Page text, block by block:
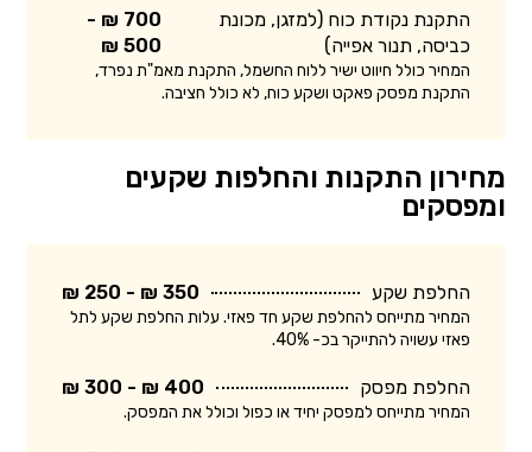
התקנת נקודת כוח (למזגן, מכונת
כביסה, תנור אפייה)
700 ₪ -
500 ₪
המחיר כולל חיווט ישיר ללוח החשמל, התקנת מאמ"ת נפרד,
התקנת מפסק פאקט ושקע כוח, לא כולל חציבה.
מחירון התקנות והחלפות שקעים
ומפסקים
החלפת שקע 350 ₪ - 250 ₪
המחיר מתייחס להחלפת שקע חד פאזי. עלות החלפת שקע לתל
פאזי עשויה להתייקר בכ- 40%.
החלפת מפסק 400 ₪ - 300 ₪
המחיר מתייחס למפסק יחיד או כפול וכולל את המפסק.